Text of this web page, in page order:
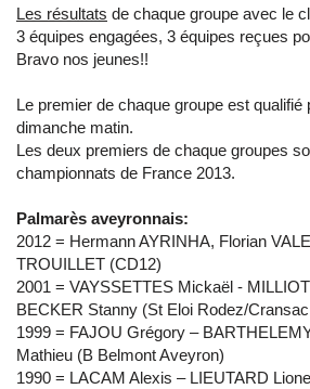
Les résultats de chaque groupe avec le
3 équipes engagées, 3 équipes reçues
Bravo nos jeunes!!
Le premier de chaque groupe est qualifié
dimanche matin.
Les deux premiers de chaque groupes
championnats de France 2013.
Palmarès aveyronnais:
2012 = Hermann AYRINHA, Florian
TROUILLET (CD12)
2001 = VAYSSETTES Mickaël -
BECKER Stanny (St Eloi Rodez/
1999 = FAJOU Grégory –
Mathieu (B Belmont Aveyron)
1990 = LACAM Alexis – LIEUTARD